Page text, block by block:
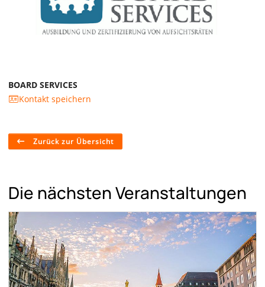
BOARD SERVICES
Kontakt speichern
Zurück zur Übersicht
Die nächsten Veranstaltungen